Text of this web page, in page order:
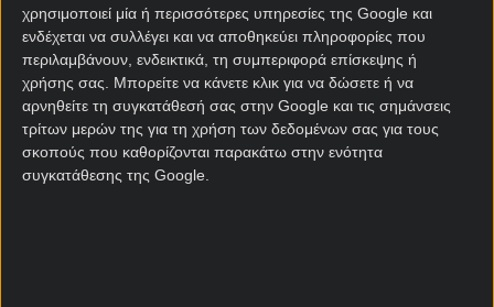
χρησιμοποιεί μία ή περισσότερες υπηρεσίες της Google και
ενδέχεται να συλλέγει και να αποθηκεύει πληροφορίες που
περιλαμβάνουν, ενδεικτικά, τη συμπεριφορά επίσκεψης ή
χρήσης σας. Μπορείτε να κάνετε κλικ για να δώσετε ή να
αρνηθείτε τη συγκατάθεσή σας στην Google και τις σημάνσεις
τρίτων μερών της για τη χρήση των δεδομένων σας για τους
σκοπούς που καθορίζονται παρακάτω στην ενότητα
συγκατάθεσης της Google.
Την ίδια στιγμή ο Λεβαδειακός παραμένει η φετινή
έκπληξη του πρωταθλήματος, αν και φαίνεται
εμφανώς επηρεασμένος από τον αποκλεισμό του
στο Κύπελλο ΕλλάδαςBetsson. Η βαριά ήττα με 4-0
από την ΑΕΚ την προηγούμενη αγωνιστική ήταν
κάτι που σίγουρα δεν θα μπορούσε να προβλέψει ο
Νίκος Παπαδόπουλος, σε συνδυασμό με το